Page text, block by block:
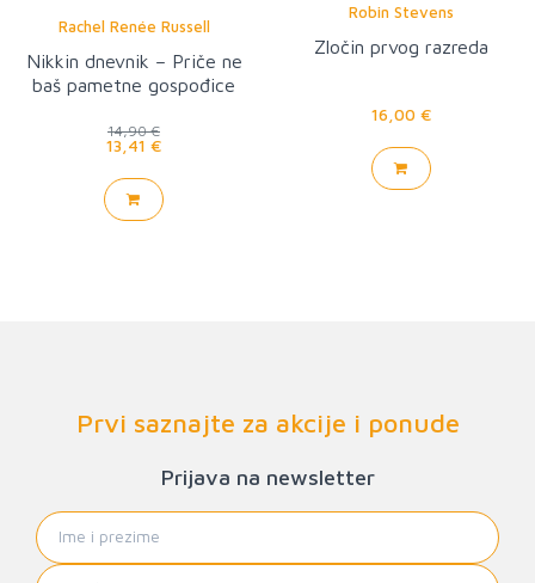
Rachel Renée Russell
Nikkin dnevnik – Priče ne
baš pametne gospođice
14,90 €
13,41 €
Robin Stevens
Zločin prvog razreda
16,00 €
Prvi saznajte za akcije i ponude
Prijava na newsletter